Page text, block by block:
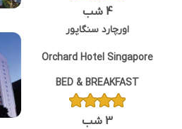
4 شب
اورچارد سنگاپور
Orchard Hotel Singapore
BED & BREAKFAST
3 شب